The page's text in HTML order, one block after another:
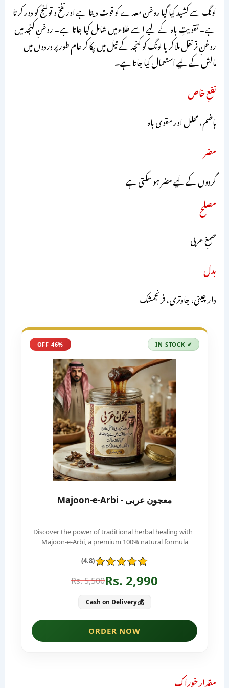
لونگ سے کشید کیا گیا روغن معدے کو قوت دیتا ہے اور نفخ و قولنج کو دور کرتا
ہے۔ تقویتِ باہ کے لیے اسے طلاء میں شامل کیا جاتا ہے۔ روغنِ کنجد میں
روغنِ قرنفل ملا کر یا لونگ کو کنجد کے تیل میں پکا کر عام طور پر دردوں میں
مالش کے لیے استعمال کیا جاتا ہے۔
نفعِ خاص
ہاضم، محلل اور مقوی باہ
مضر
گردوں کے لیے مضر ہو سکتی ہے
مصلح
صمغِ عربی
بدل
دار چینی، جاوتری، فرنجمشک
مقدارِ خوراک